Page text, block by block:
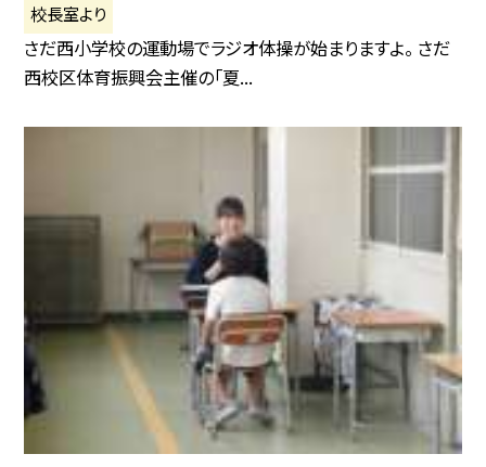
校長室より
さだ西小学校の運動場でラジオ体操が始まりますよ。 さだ
西校区体育振興会主催の「夏...